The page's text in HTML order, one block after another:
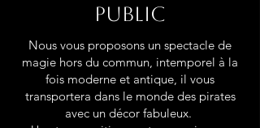
public
Nous vous proposons un spectacle de
magie hors du commun, intemporel à la
fois moderne et antique, il vous
transportera dans le monde des pirates
avec un décor fabuleux.